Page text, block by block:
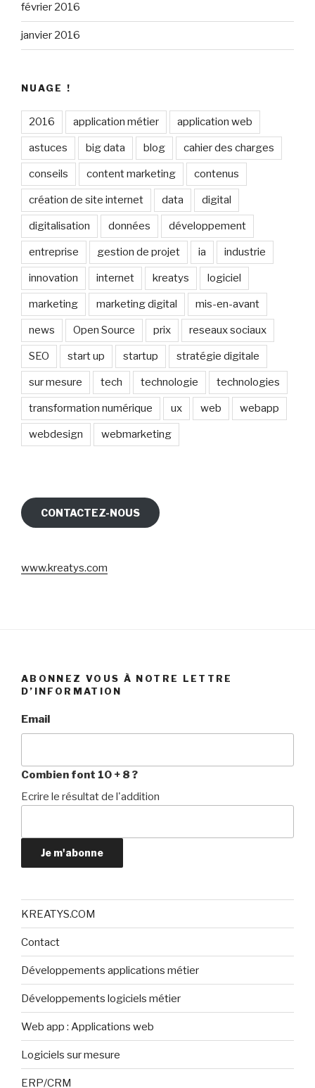
février 2016
janvier 2016
NUAGE !
2016 application métier application web
astuces big data blog cahier des charges
conseils content marketing contenus
création de site internet data digital
digitalisation données développement
entreprise gestion de projet ia industrie
innovation internet kreatys logiciel
marketing marketing digital mis-en-avant
news Open Source prix reseaux sociaux
SEO start up startup stratégie digitale
sur mesure tech technologie technologies
transformation numérique ux web webapp
webdesign webmarketing
CONTACTEZ-NOUS
www.kreatys.com
ABONNEZ VOUS À NOTRE LETTRE
D’INFORMATION
Email
Combien font 10 + 8 ?
Ecrire le résultat de l'addition
Je m'abonne
KREATYS.COM
Contact
Développements applications métier
Développements logiciels métier
Web app : Applications web
Logiciels sur mesure
ERP/CRM